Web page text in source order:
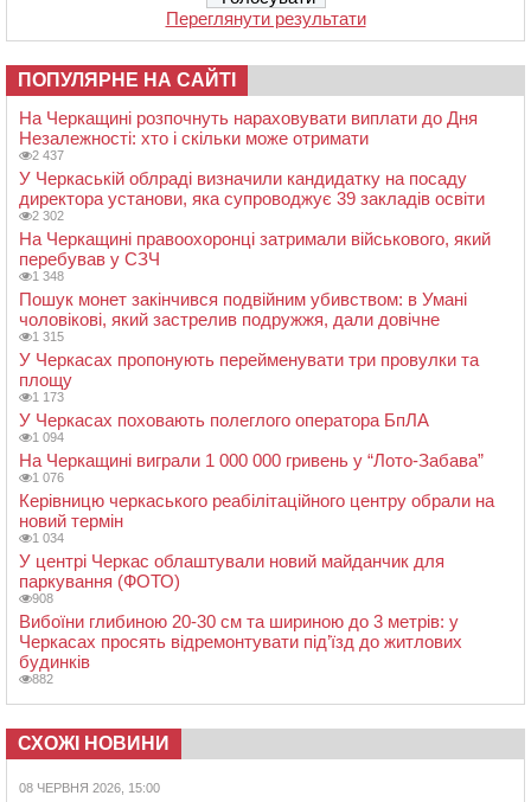
Переглянути результати
ПОПУЛЯРНЕ НА САЙТІ
На Черкащині розпочнуть нараховувати виплати до Дня
Незалежності: хто і скільки може отримати
2 437
У Черкаській облраді визначили кандидатку на посаду
директора установи, яка супроводжує 39 закладів освіти
2 302
На Черкащині правоохоронці затримали військового, який
перебував у СЗЧ
1 348
Пошук монет закінчився подвійним убивством: в Умані
чоловікові, який застрелив подружжя, дали довічне
1 315
У Черкасах пропонують перейменувати три провулки та
площу
1 173
У Черкасах поховають полеглого оператора БпЛА
1 094
На Черкащині виграли 1 000 000 гривень у “Лото-Забава”
1 076
Керівницю черкаського реабілітаційного центру обрали на
новий термін
1 034
У центрі Черкас облаштували новий майданчик для
паркування (ФОТО)
908
Вибоїни глибиною 20-30 см та шириною до 3 метрів: у
Черкасах просять відремонтувати під’їзд до житлових
будинків
882
СХОЖІ НОВИНИ
08 ЧЕРВНЯ 2026, 15:00